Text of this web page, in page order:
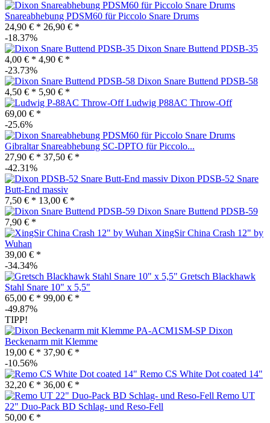
Snareabhebung PDSM60 für Piccolo Snare Drums
24,90 € * 26,90 € *
-18.37%
Dixon Snare Buttend PDSB-35
4,00 € * 4,90 € *
-23.73%
Dixon Snare Buttend PDSB-58
4,50 € * 5,90 € *
Ludwig P88AC Throw-Off
69,00 € *
-25.6%
Gibraltar Snareabhebung SC-DPTO für Piccolo...
27,90 € * 37,50 € *
-42.31%
Dixon PDSB-52 Snare
Butt-End massiv
7,50 € * 13,00 € *
Dixon Snare Buttend PDSB-59
7,90 € *
XingSir China Crash 12" by
Wuhan
39,00 € *
-34.34%
Gretsch Blackhawk
Stahl Snare 10" x 5,5"
65,00 € * 99,00 € *
-49.87%
TIPP!
Dixon
Beckenarm mit Klemme
19,00 € * 37,90 € *
-10.56%
Remo CS White Dot coated 14"
32,20 € * 36,00 € *
Remo UT
22" Duo-Pack BD Schlag- und Reso-Fell
50,00 € *